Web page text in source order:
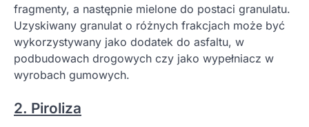
fragmenty, a następnie mielone do postaci granulatu.
Uzyskiwany granulat o różnych frakcjach może być
wykorzystywany jako dodatek do asfaltu, w
podbudowach drogowych czy jako wypełniacz w
wyrobach gumowych.
2. Piroliza